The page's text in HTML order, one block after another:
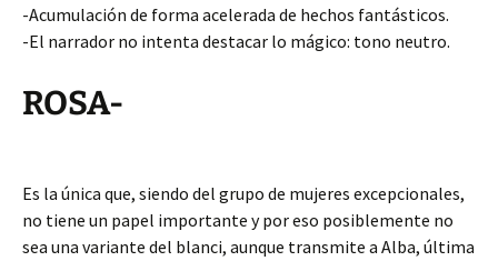
-Acumulación de forma acelerada de hechos fantásticos.
-El narrador no intenta destacar lo mágico: tono neutro.
ROSA-
Es la única que, siendo del grupo de mujeres excepcionales,
no tiene un papel importante y por eso posiblemente no
sea una variante del blanci, aunque transmite a Alba, última